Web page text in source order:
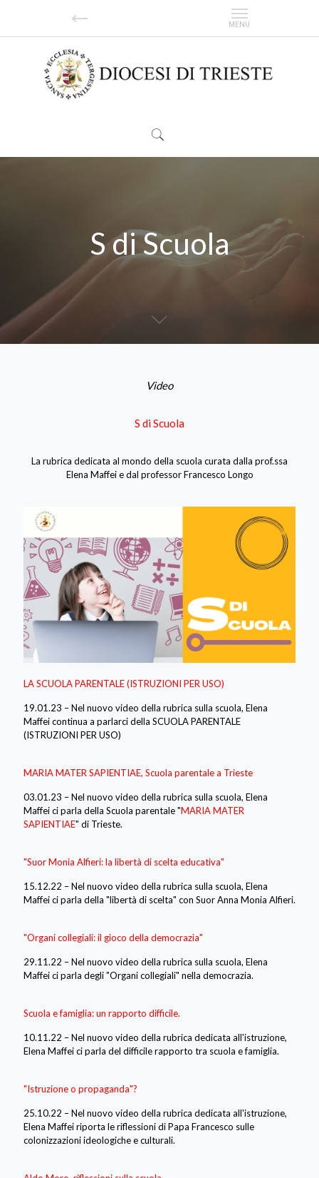
S di Scuola
Video
S di Scuola
La rubrica dedicata al mondo della scuola curata dalla prof.ssa
Elena Maffei e dal professor Francesco Longo
LA SCUOLA PARENTALE (ISTRUZIONI PER USO)
19.01.23 – Nel nuovo video della rubrica sulla scuola, Elena
Maffei continua a parlarci della SCUOLA PARENTALE
(ISTRUZIONI PER USO)
MARIA MATER SAPIENTIAE, Scuola parentale a Trieste
03.01.23 – Nel nuovo video della rubrica sulla scuola, Elena
Maffei ci parla della Scuola parentale "MARIA MATER
SAPIENTIAE" di Trieste.
"Suor Monia Alfieri: la libertà di scelta educativa"
15.12.22 – Nel nuovo video della rubrica sulla scuola, Elena
Maffei ci parla della "libertà di scelta" con Suor Anna Monia Alfieri.
"Organi collegiali: il gioco della democrazia"
29.11.22 – Nel nuovo video della rubrica sulla scuola, Elena
Maffei ci parla degli "Organi collegiali" nella democrazia.
Scuola e famiglia: un rapporto difficile.
10.11.22 – Nel nuovo video della rubrica dedicata all'istruzione,
Elena Maffei ci parla del difficile rapporto tra scuola e famiglia.
"Istruzione o propaganda"?
25.10.22 – Nel nuovo video della rubrica dedicata all'istruzione,
Elena Maffei riporta le riflessioni di Papa Francesco sulle
colonizzazioni ideologiche e culturali.